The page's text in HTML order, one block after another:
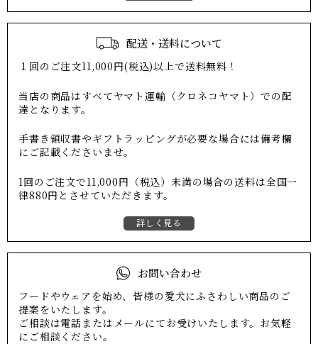
配送・送料について
１回のご注文11,000円(税込)以上で送料無料！
当店の商品はすべてヤマト運輸（クロネコヤマト）での配
達となります。
手書き領収書やギフトラッピングが必要な場合には備考欄
にご記載くださいませ。
1回のご注文で11,000円（税込）未満の場合の送料は全国一
律880円とさせていただきます。
詳しく見る
お問い合わせ
フードやウェアを始め、皆様の愛犬にふさわしい商品のご
提案をいたします。
ご相談は電話またはメールにてお受けいたします。お気軽
にご相談ください。